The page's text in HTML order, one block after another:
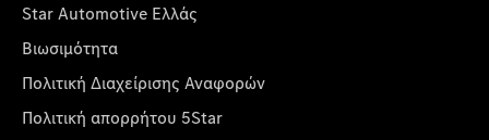
Star Automotive Ελλάς
Βιωσιμότητα
Πολιτική Διαχείρισης Αναφορών
Πολιτική απορρήτου 5Star